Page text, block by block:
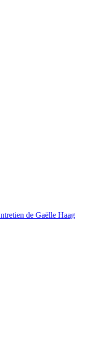
de Gaëlle Haag